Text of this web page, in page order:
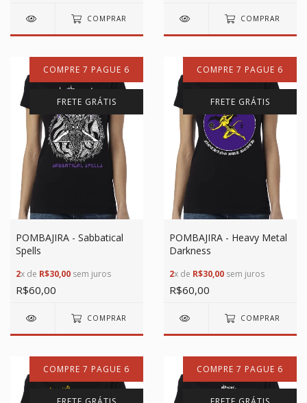
COMPRAR COMPRAR
COMPRE 7 PAGUE 6
FRETE GRÁTIS
POMBAJIRA - Sabbatical
Spells
2x de R$30,00 sem juros
R$60,00
COMPRAR
COMPRE 7 PAGUE 6
FRETE GRÁTIS
POMBAJIRA - Heavy Metal
Darkness
2x de R$30,00 sem juros
R$60,00
COMPRAR
COMPRE 7 PAGUE 6 COMPRE 7 PAGUE 6